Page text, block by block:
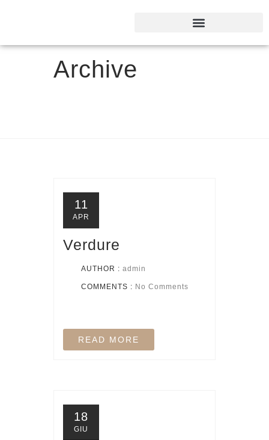
Archive
11
APR
Verdure
AUTHOR : admin
COMMENTS : No Comments
READ MORE
18
GIU